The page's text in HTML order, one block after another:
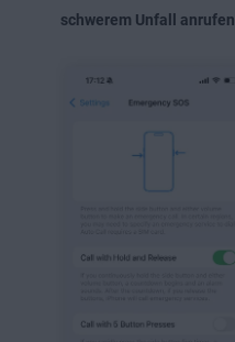
schwerem Unfall anrufen